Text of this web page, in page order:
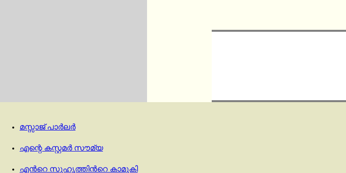
മസ്സാജ് പാര്‍ലര്‍
എന്റെ കസ്റ്റമർ സൗമ്യ
എന്‍റെ സുഹൃത്തിന്‍റെ കാമുകി